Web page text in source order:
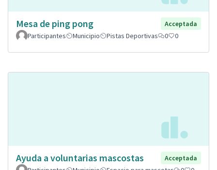
Mesa de ping pong
Acceptada
Participantes
Municipio Pistas Deportivas 0 0
Ayuda a voluntarias mascostas
Acceptada